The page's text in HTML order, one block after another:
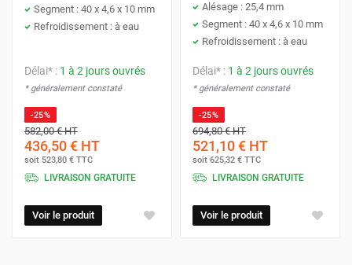
Segment : 40 x 4,6 x 10 mm
Refroidissement : à eau
Délai* : 1 à 2 jours ouvrés
* généralement constaté
-25%
582,00 €HT
436,50 € HT
soit 523,80 € TTC
LIVRAISON GRATUITE
Voir le produit
Alésage : 25,4 mm
Segment : 40 x 4,6 x 10 mm
Refroidissement : à eau
Délai* : 1 à 2 jours ouvrés
* généralement constaté
-25%
694,80 €HT
521,10 € HT
soit 625,32 € TTC
LIVRAISON GRATUITE
Voir le produit